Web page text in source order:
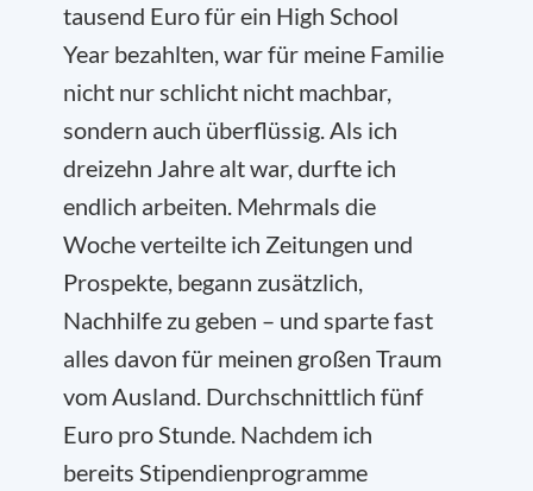
tausend Euro für ein High School
Year bezahlten, war für meine Familie
nicht nur schlicht nicht machbar,
sondern auch überflüssig. Als ich
dreizehn Jahre alt war, durfte ich
endlich arbeiten. Mehrmals die
Woche verteilte ich Zeitungen und
Prospekte, begann zusätzlich,
Nachhilfe zu geben – und sparte fast
alles davon für meinen großen Traum
vom Ausland. Durchschnittlich fünf
Euro pro Stunde. Nachdem ich
bereits Stipendienprogramme